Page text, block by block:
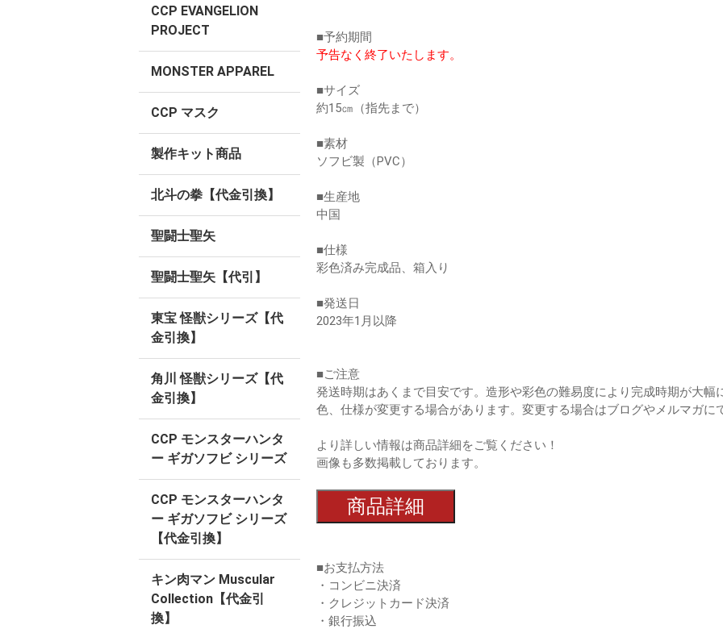
■予約期間
予告なく終了いたします。
■サイズ
約15㎝（指先まで）
■素材
ソフビ製（PVC）
■生産地
中国
■仕様
彩色済み完成品、箱入り
■発送日
2023年1月以降
■ご注意
発送時期はあくまで目安です。造形や彩色の難易度により完成時期が大幅
色、仕様が変更する場合があります。変更する場合はブログやメルマガに
より詳しい情報は商品詳細をご覧ください！
画像も多数掲載しております。
商品詳細
■お支払方法
・コンビニ決済
・クレジットカード決済
・銀行振込
CCP EVANGELION
PROJECT
MONSTER APPAREL
CCP マスク
製作キット商品
北斗の拳【代金引換】
聖闘士聖矢
聖闘士聖矢【代引】
東宝 怪獣シリーズ【代
金引換】
角川 怪獣シリーズ【代
金引換】
CCP モンスターハンタ
ー ギガソフビ シリーズ
CCP モンスターハンタ
ー ギガソフビ シリーズ
【代金引換】
キン肉マン Muscular
Collection【代金引
換】